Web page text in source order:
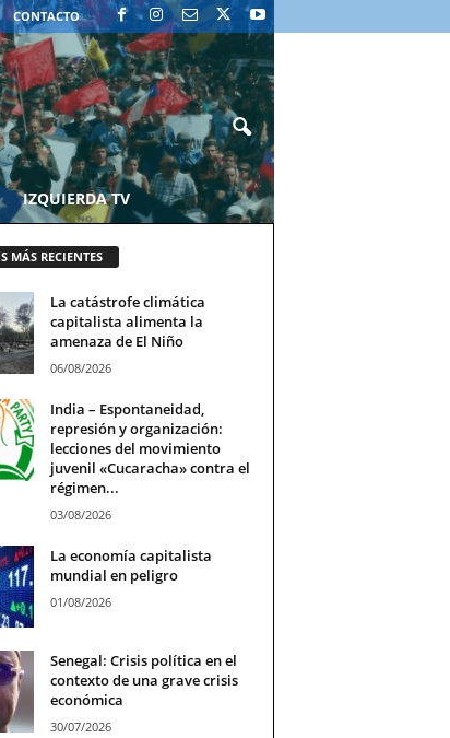
CONTACTO
IZQUIERDA TV
MÁS RECIENTES
La catástrofe climática
capitalista alimenta la
amenaza de El Niño
06/08/2026
India – Espontaneidad,
represión y organización:
lecciones del movimiento
juvenil «Cucaracha» contra el
régimen...
03/08/2026
La economía capitalista
mundial en peligro
01/08/2026
Senegal: Crisis política en el
contexto de una grave crisis
económica
30/07/2026